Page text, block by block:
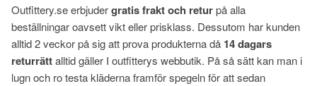
Outfittery.se erbjudergratis frakt och returpå alla
beställningar oavsett vikt eller prisklass. Dessutom har kunden
alltid 2 veckor på sig att prova produkterna då 14 dagars
returrättalltid gäller I outfitterys webbutik. På så sätt kan man i
lugn och ro testa kläderna framför spegeln för att sedan